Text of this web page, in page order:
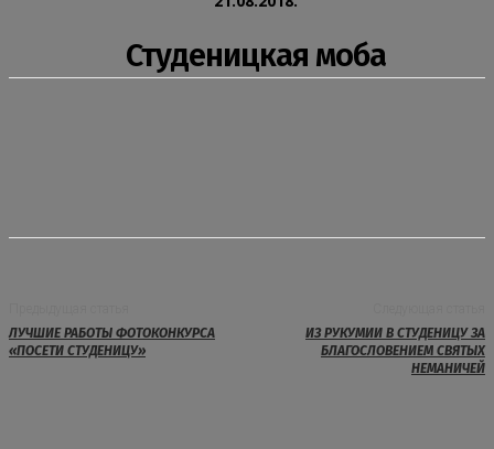
Студеницкая моба
ЛУЧШИЕ РАБОТЫ ФОТОКОНКУРСА
«ПОСЕТИ СТУДЕНИЦУ»
ИЗ РУКУМИИ В СТУДЕНИЦУ ЗА
БЛАГОСЛОВЕНИЕМ СВЯТЫХ
НЕМАНИЧЕЙ